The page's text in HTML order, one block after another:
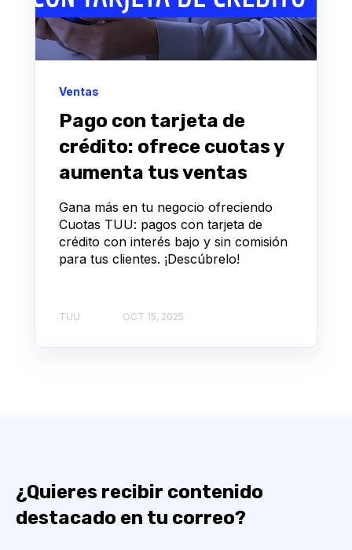
Ventas
Pago con tarjeta de
crédito: ofrece cuotas y
aumenta tus ventas
Gana más en tu negocio ofreciendo
Cuotas TUU: pagos con tarjeta de
crédito con interés bajo y sin comisión
para tus clientes. ¡Descúbrelo!
TUU OCT 15, 2025
¿Quieres recibir contenido
destacado en tu correo?